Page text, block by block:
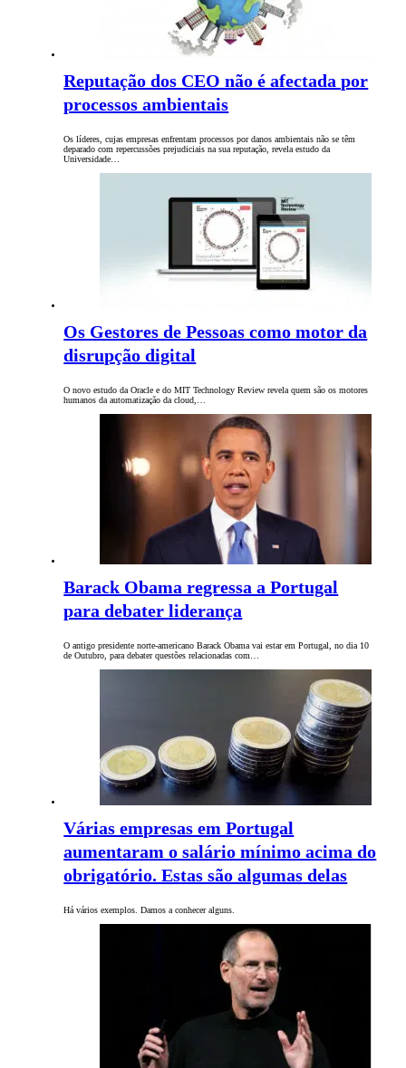
Reputação dos CEO não é afectada por
processos ambientais
Os líderes, cujas empresas enfrentam processos por danos ambientais não se têm
deparado com repercussões prejudiciais na sua reputação, revela estudo da
Universidade…
Os Gestores de Pessoas como motor da
disrupção digital
O novo estudo da Oracle e do MIT Technology Review revela quem são os motores
humanos da automatização da cloud,…
Barack Obama regressa a Portugal
para debater liderança
O antigo presidente norte-americano Barack Obama vai estar em Portugal, no dia 10
de Outubro, para debater questões relacionadas com…
Várias empresas em Portugal
aumentaram o salário mínimo acima do
obrigatório. Estas são algumas delas
Há vários exemplos. Damos a conhecer alguns.